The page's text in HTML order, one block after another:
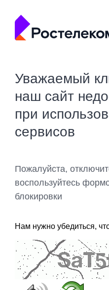
Уважаемый
наш сайт
при
сервисов
Пожалуйста,
воспользуйтесь
блокировки
Нам нужно убедиться,